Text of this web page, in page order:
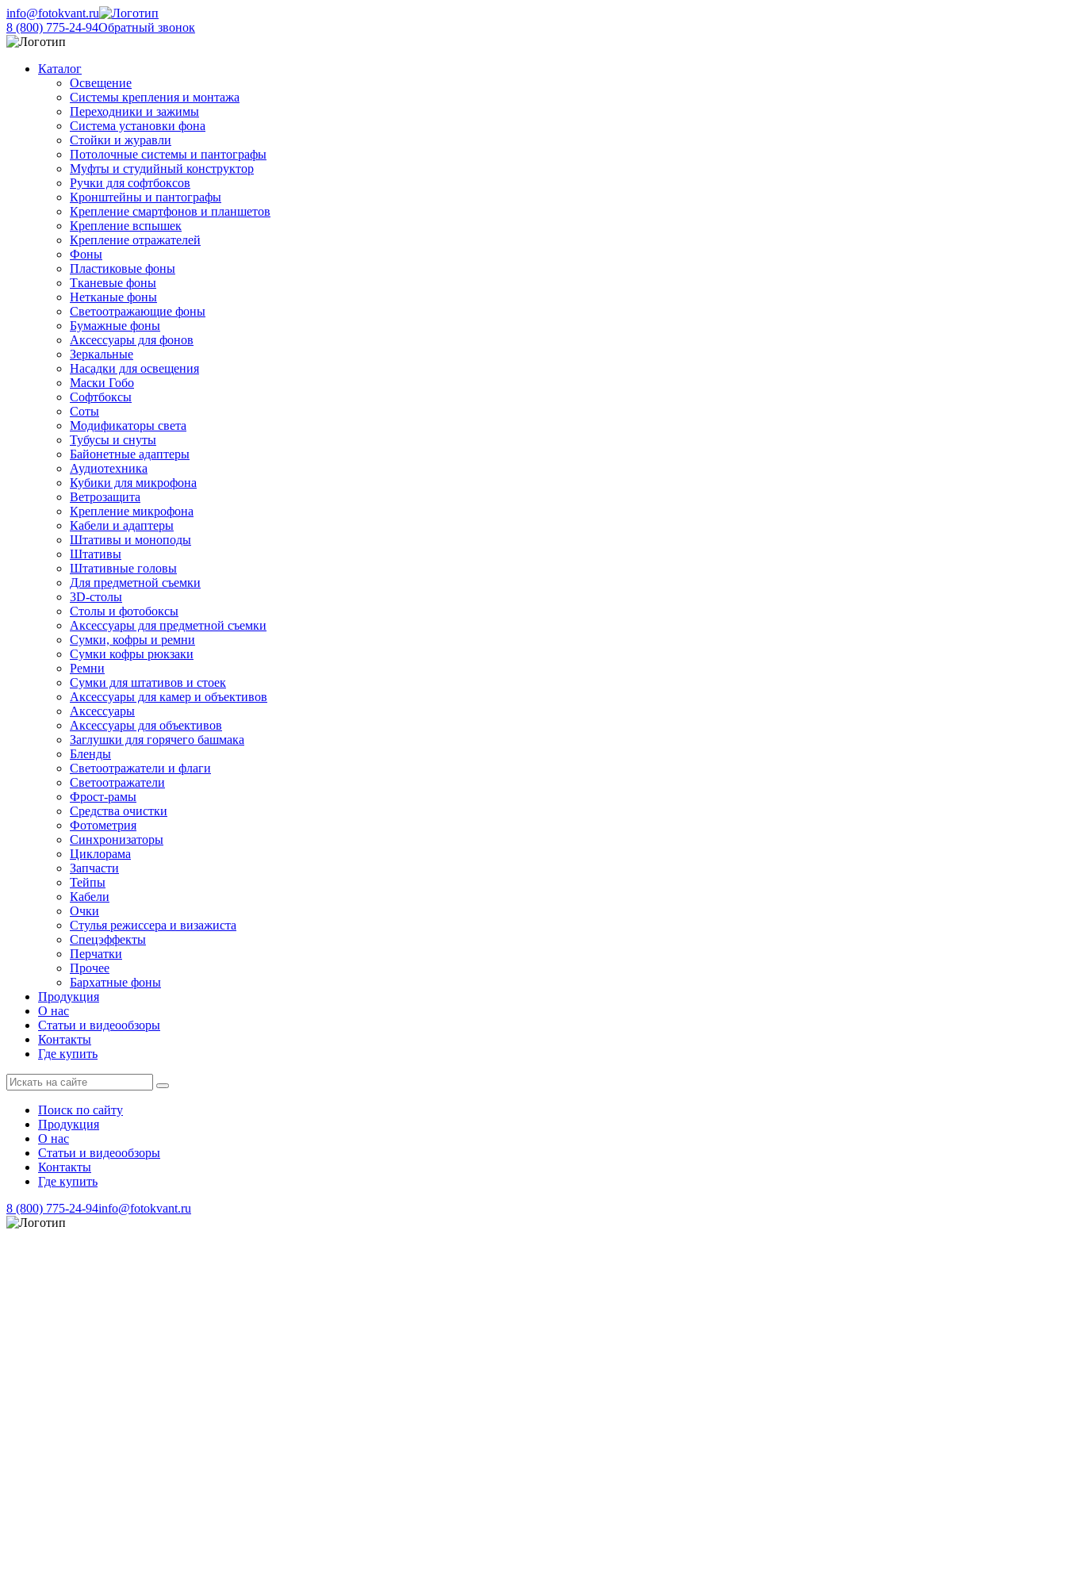
info@fotokvant.ru
8 (800) 775-24-94Обратный звонок
Каталог
Освещение
Системы крепления и монтажа
Переходники и зажимы
Система установки фона
Стойки и журавли
Потолочные системы и пантографы
Муфты и студийный конструктор
Ручки для софтбоксов
Кронштейны и пантографы
Крепление смартфонов и планшетов
Крепление вспышек
Крепление отражателей
Фоны
Пластиковые фоны
Тканевые фоны
Нетканые фоны
Светоотражающие фоны
Бумажные фоны
Аксессуары для фонов
Зеркальные
Насадки для освещения
Маски Гобо
Софтбоксы
Соты
Модификаторы света
Тубусы и снуты
Байонетные адаптеры
Аудиотехника
Кубики для микрофона
Ветрозащита
Крепление микрофона
Кабели и адаптеры
Штативы и моноподы
Штативы
Штативные головы
Для предметной съемки
3D-столы
Столы и фотобоксы
Аксессуары для предметной съемки
Сумки, кофры и ремни
Сумки кофры рюкзаки
Ремни
Сумки для штативов и стоек
Аксессуары для камер и объективов
Аксессуары
Аксессуары для объективов
Заглушки для горячего башмака
Бленды
Светоотражатели и флаги
Светоотражатели
Фрост-рамы
Средства очистки
Фотометрия
Синхронизаторы
Циклорама
Запчасти
Тейпы
Кабели
Очки
Стулья режиссера и визажиста
Спецэффекты
Перчатки
Прочее
Бархатные фоны
Продукция
О нас
Статьи и видеообзоры
Контакты
Где купить
Поиск по сайту
Продукция
О нас
Статьи и видеообзоры
Контакты
Где купить
8 (800) 775-24-94info@fotokvant.ru